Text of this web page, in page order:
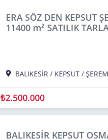
ERA SÖZ DEN KEPSUT
11400 m² SATILIK
BALIKESİR / KEPSUT/
₺2.500.000
BALIKESİR KEPSUT